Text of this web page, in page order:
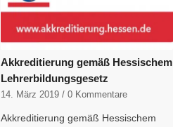
Akkreditierung gemäß Hessischem
Lehrerbildungsgesetz
14. März 2019 / 0 Kommentare
Akkreditierung gemäß Hessischem